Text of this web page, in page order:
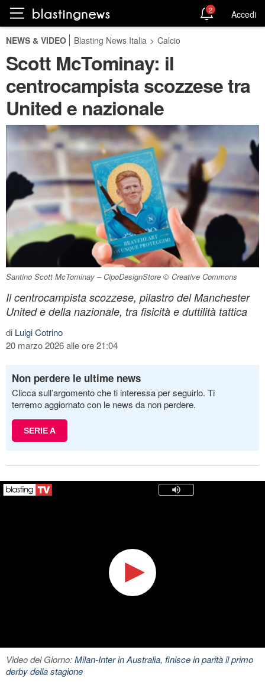
2 Accedi
NEWS & VIDEO Blasting News Italia > Calcio
Scott McTominay: il
centrocampista scozzese tra
United e nazionale
Santino Scott McTominay – CipoDesignStore © Creative Commons
Il centrocampista scozzese, pilastro del Manchester
United e della nazionale, tra fisicità e duttilità tattica
di Luigi Cotrino
20 marzo 2026 alle ore 21:04
Non perdere le ultime news
Clicca sull’argomento che ti interessa per seguirlo. Ti
terremo aggiornato con le news da non perdere.
SERIE A
Video del Giorno:Milan-Inter in Australia, finisce in parità il primo
derby della stagione